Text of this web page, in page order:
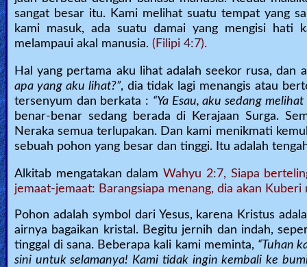
CBN
Videos
🎞
Kids
Videos
🎞
Worship
Music
🎞
Vids
sangat besar itu. Kami melihat suatu tempat yang
kami masuk, ada suatu damai yang mengisi hati
melampaui akal manusia. (Filipi 4:7).
Hal yang pertama aku lihat adalah seekor rusa, dan
apa yang aku lihat?”, dia tidak lagi menangis atau
tersenyum dan berkata : “Ya Esau, aku sedang melihat
benar-benar sedang berada di Kerajaan Surga.
Neraka semua terlupakan. Dan kami menikmati
sebuah pohon yang besar dan tinggi. Itu adalah
Alkitab mengatakan dalamWahyu 2:7, Siapa
jemaat-jemaat: Barangsiapa menang, dia akan
Pohon adalah symbol dari Yesus, karena Kristus
airnya bagaikan kristal. Begitu jernih dan indah,
tinggal di sana. Beberapa kali kami meminta, “Tuhan
sini untuk selamanya! Kami tidak ingin kembali ke